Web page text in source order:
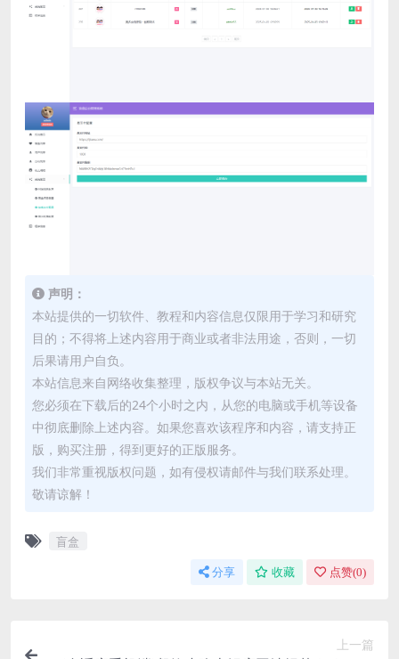
声明：
本站提供的一切软件、教程和内容信息仅限用于学习和研究
目的；不得将上述内容用于商业或者非法用途，否则，一切
后果请用户自负。
本站信息来自网络收集整理，版权争议与本站无关。
您必须在下载后的24个小时之内，从您的电脑或手机等设备
中彻底删除上述内容。如果您喜欢该程序和内容，请支持正
版，购买注册，得到更好的正版服务。
我们非常重视版权问题，如有侵权请邮件与我们联系处理。
敬请谅解！
盲盒
分享 收藏 点赞(0)
上一篇